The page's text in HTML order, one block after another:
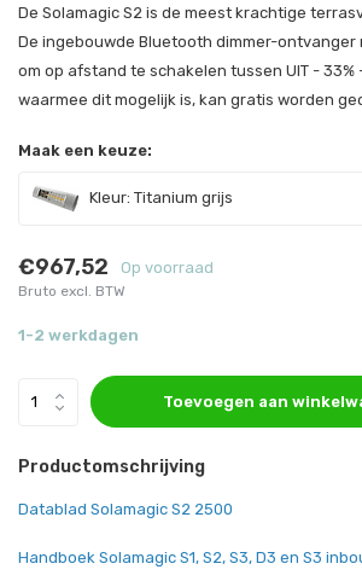
De Solamagic S2 is de meest krachtige
De ingebouwde Bluetooth dimmer-ontvanger
om op afstand te schakelen tussen UIT - 33%
waarmee dit mogelijk is, kan gratis worden
Maak een keuze:
Kleur: Titanium grijs
€967,52 Op voorraad
Bruto excl. BTW
1-2 werkdagen
Toevoegen aan
Productomschrijving
Datablad Solamagic S2 2500
Handboek Solamagic S1, S2, S3, D3 en S3